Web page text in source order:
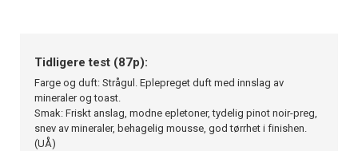
Tidligere test (87p):
Farge og duft: Strågul. Eplepreget duft med innslag av
mineraler og toast.
Smak: Friskt anslag, modne epletoner, tydelig pinot noir-preg,
snev av mineraler, behagelig mousse, god tørrhet i finishen.
(UÅ)